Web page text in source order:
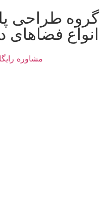
گروه طراحی
انواع فضاهای
مشاوره